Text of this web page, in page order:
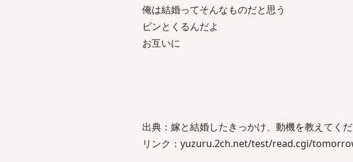
俺は結婚ってそんなものだと思う
ピンとくるんだよ
お互いに
出典：嫁と結婚したきっかけ、動機を教えてく
リンク：yuzuru.2ch.net/test/read.cgi/